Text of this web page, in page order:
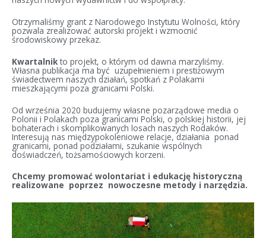
Otrzymaliśmy grant z Narodowego Instytutu Wolności, który
pozwala zrealizować autorski projekt i wzmocnić
środowiskowy przekaz.
Kwartalnik to projekt, o którym od dawna marzyliśmy.
Własna publikacja ma być uzupełnieniem i prestiżowym
świadectwem naszych działań, spotkań z Polakami
mieszkającymi poza granicami Polski.
Od września 2020 budujemy własne pozarządowe media o
Polonii i Polakach poza granicami Polski, o polskiej historii, jej
bohaterach i skomplikowanych losach naszych Rodaków.
Interesują nas międzypokoleniowe relacje, działania ponad
granicami, ponad podziałami, szukanie wspólnych
doświadczeń, tożsamościowych korzeni.
Chcemy promować wolontariat i edukację historyczną
realizowane poprzez nowoczesne metody i narzędzia.